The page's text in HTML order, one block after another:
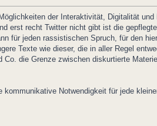
der Interaktivität, Digitalität
erst recht Twitter nicht gibt ist die
für jeden rassistischen Spruch, für den
Texte wie dieser, die in aller Regel
die Grenze zwischen diskurtierte
Notwendigkeit für jede